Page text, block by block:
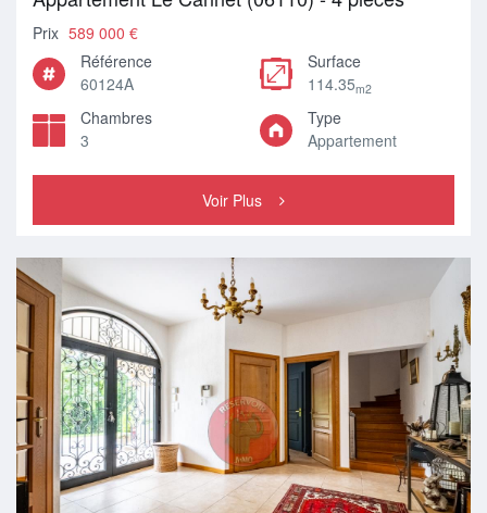
Prix 589 000 €
Référence
60124A
Surface
114.35m2
Chambres
3
Type
Appartement
Voir Plus